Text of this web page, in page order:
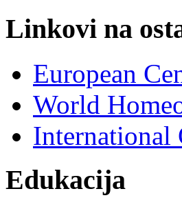
Linkovi na
European
World
International
Edukacija